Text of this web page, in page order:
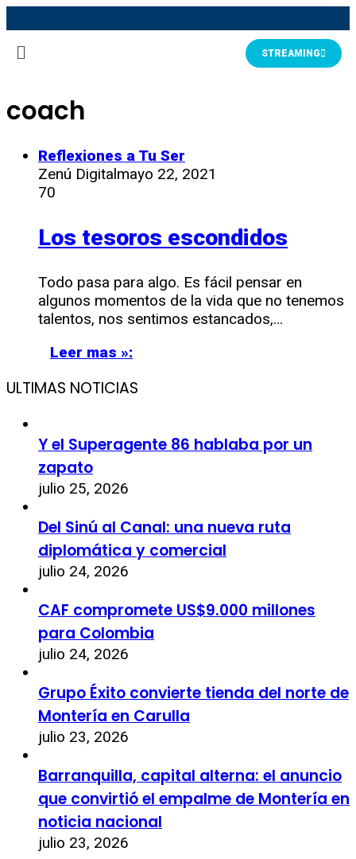
STREAMING
coach
Reflexiones a Tu Ser
Zenú Digitalmayo 22, 2021
70
Los tesoros escondidos
Todo pasa para algo. Es fácil pensar en
algunos momentos de la vida que no tenemos
talentos, nos sentimos estancados,…
Leer mas »:
ULTIMAS NOTICIAS
Y el Superagente 86 hablaba por un
zapato
julio 25, 2026
Del Sinú al Canal: una nueva ruta
diplomática y comercial
julio 24, 2026
CAF compromete US$9.000 millones
para Colombia
julio 24, 2026
Grupo Éxito convierte tienda del norte de
Montería en Carulla
julio 23, 2026
Barranquilla, capital alterna: el anuncio
que convirtió el empalme de Montería en
noticia nacional
julio 23, 2026